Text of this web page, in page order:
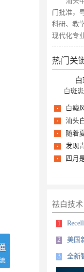
门批准，
科研、教
现代化专
热门关
白斑
· 白癜
· 汕头
· 随着
· 发现
· 四月
祛白技术
1
2 美国
3 全新